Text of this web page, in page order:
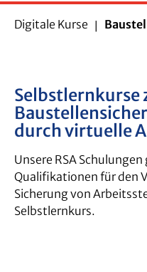
Digitale Kurse
Selbstlernkurse
durch virtuelle
Unsere RSA
Qualifikationen für den
Sicherung von
Selbstlernkurs.